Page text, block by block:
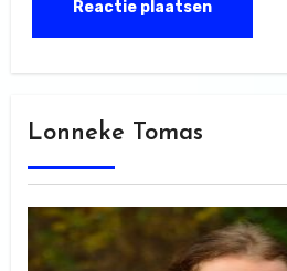
Lonneke Tomas